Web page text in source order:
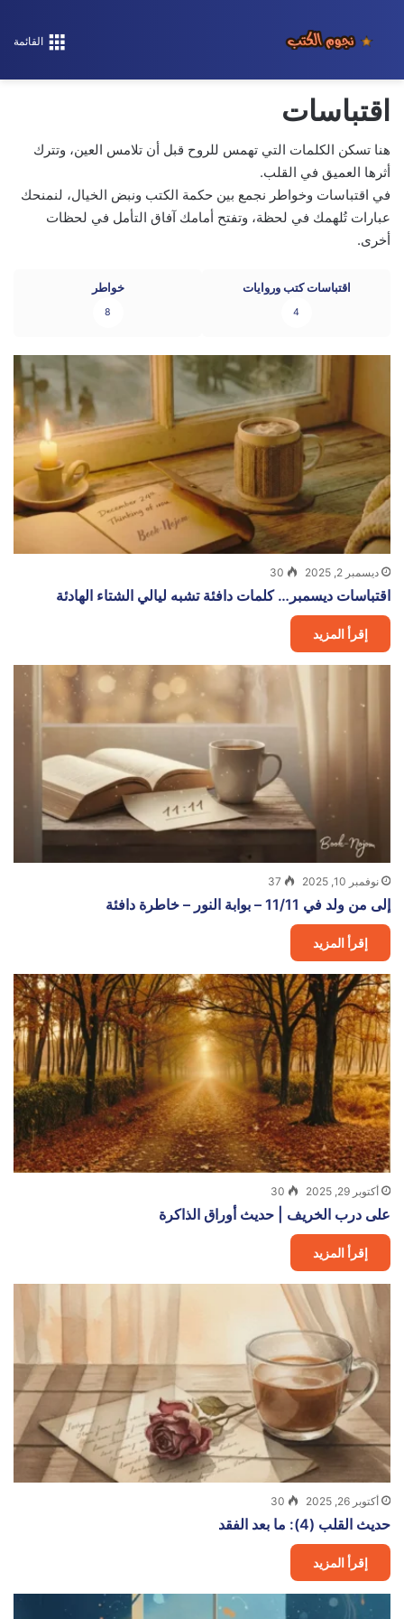
القائمة
اقتباسات
هنا تسكن الكلمات التي تهمس للروح قبل أن تلامس العين، وتترك
أثرها العميق في القلب.
في اقتباسات وخواطر نجمع بين حكمة الكتب ونبض الخيال، لنمنحك
عبارات تُلهمك في لحظة، وتفتح أمامك آفاق التأمل في لحظات
أخرى.
اقتباسات كتب وروايات
4
خواطر
8
ديسمبر 2, 2025 30
اقتباسات ديسمبر… كلمات دافئة تشبه ليالي الشتاء الهادئة
إقرأ المزيد
نوفمبر 10, 2025 37
إلى من ولد في 11/11 – بوابة النور – خاطرة دافئة
إقرأ المزيد
أكتوبر 29, 2025 30
على درب الخريف | حديث أوراق الذاكرة
إقرأ المزيد
أكتوبر 26, 2025 30
حديث القلب (4): ما بعد الفقد
إقرأ المزيد